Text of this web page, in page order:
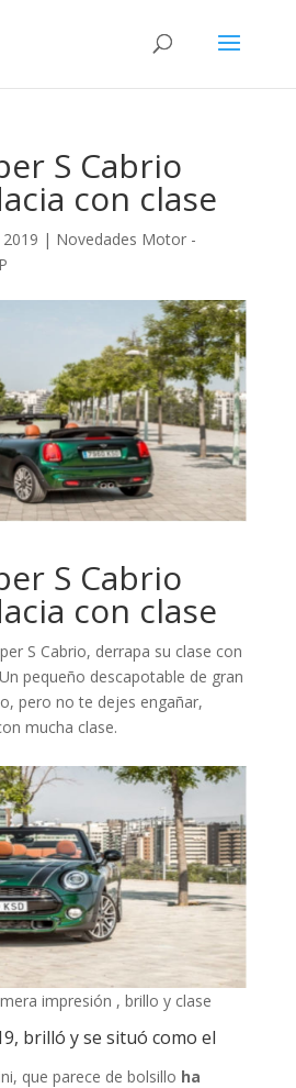
S Cabrio
con clase
| Novedades Motor -
S Cabrio
con clase
S Cabrio, derrapa su clase con
pequeño descapotable de gran
pero no te dejes engañar,
mucha clase.
impresión , brillo y clase
brilló y se situó como el
que parece de bolsillo ha